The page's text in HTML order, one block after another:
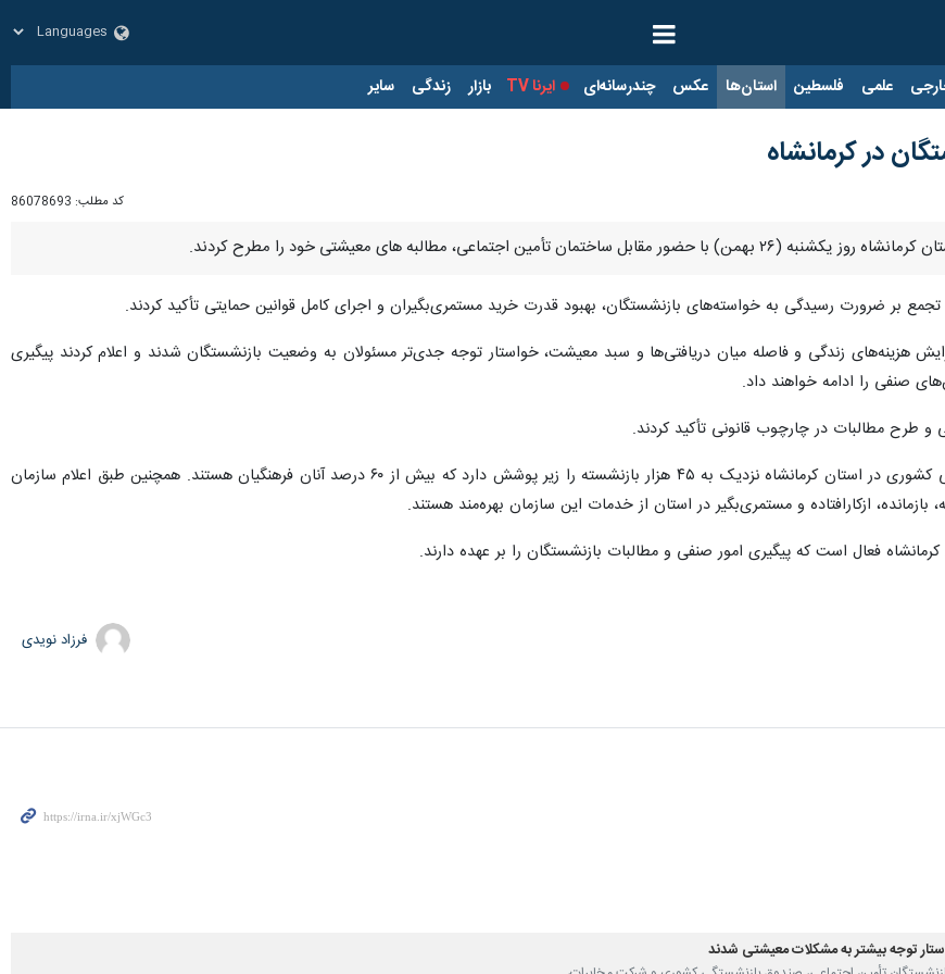
علمی فلسطین استان‌ها عکس چندرسانه‌ای ایرنا TV بازار زندگی سایر
در کرمانشاه
کد مطلب: 86078693
تأمین اجتماعی، مطالبه های معیشتی خود را مطرح کردند.
بر ضرورت رسیدگی به خواسته‌های بازنشستگان، بهبود قدرت خرید مستمری‌بگیران و اجرای کامل قوانین حمایتی تأکید کردند.
هزینه‌های زندگی و فاصله میان دریافتی‌ها و سبد معیشت، خواستار توجه جدی‌تر مسئولان به وضعیت بازنشستگان شدند و اعلام کردند پیگیری
صنفی را ادامه خواهند داد.
و طرح مطالبات در چارچوب‌ قانونی تأکید کردند.
بر اساس آمارهای رسمی، صندوق بازنشستگی کشوری در استان کرمانشاه نزدیک به ۴۵ هزار بازنشسته را زیر پوشش دارد که بیش از ۶۰ درصد آنان فرهنگیان هستند. همچنین طبق اعلام سازمان
فرزاد نویدی
توجه بیشتر به مشکلات معیشتی شدند